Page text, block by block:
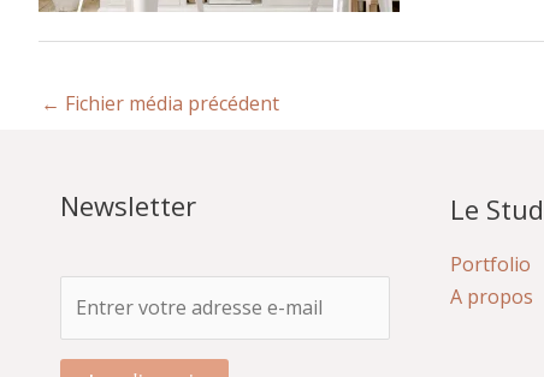
← Fichier média précédent
Newsletter Le
Portfolio
A propos